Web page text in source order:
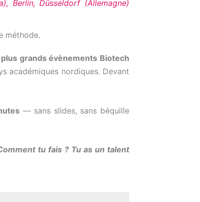
Berlin, Düsseldorf (Allemagne)
méthode.
grands évènements Biotech
académiques nordiques. Devant
— sans slides, sans béquille
tu fais ? Tu as un talent